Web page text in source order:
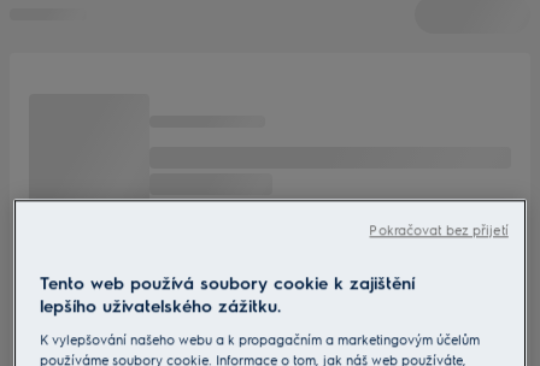
Tento web používá soubory cookie k zajištění
lepšího uživatelského zážitku.
K vylepšování našeho webu a k propagačním a marketingovým účelům
používáme soubory cookie. Informace o tom, jak náš web používáte,
Pokračovat bez přijetí